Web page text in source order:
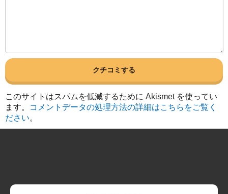
このサイトはスパムを低減するために Akismet を使ってい
ます。
コメントデータの処理方法の詳細はこちらをご覧く
ださい。